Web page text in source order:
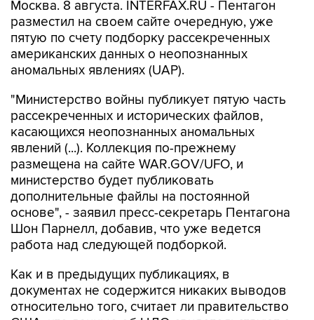
пятую по счету подборку рассекреченных
американских данных о неопознанных
аномальных явлениях (UAP).
"Министерство войны публикует пятую часть
касающихся неопознанных аномальных
явлений (...). Коллекция по-прежнему
размещена на сайте WAR.GOV/UFO, и
министерство будет публиковать
дополнительные файлы на постоянной
основе", - заявил пресс-секретарь Пентагона
Шон Парнелл, добавив, что уже ведется
работа над следующей подборкой.
Как и в предыдущих публикациях, в
относительно того, считает ли правительство
США, что данные об НЛО свидетельствуют о
существовании инопланетной жизни. В них